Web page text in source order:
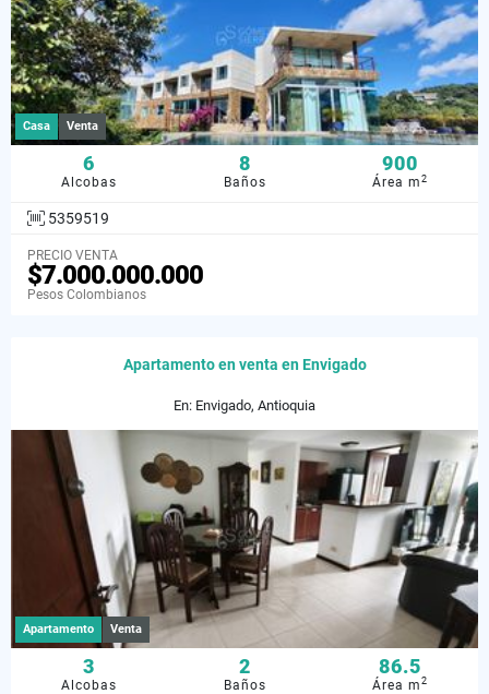
Casa Venta
6
Alcobas
8
Baños
900
Área m2
5359519
PRECIO VENTA
$7.000.000.000
Pesos Colombianos
Apartamento en venta en Envigado
En: Envigado, Antioquia
Apartamento Venta
3
Alcobas
2
Baños
86.5
Área m2